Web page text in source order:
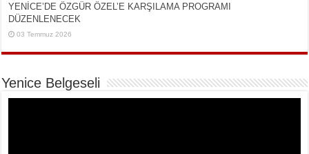
YENİCE’DE ÖZGÜR ÖZEL’E KARŞILAMA PROGRAMI
DÜZENLENECEK
03 Temmuz 2026
Yenice Belgeseli